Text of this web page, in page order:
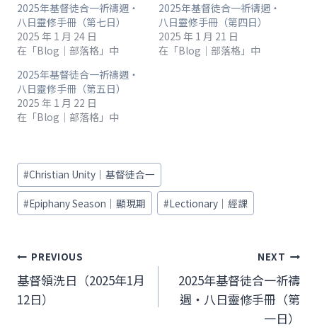
2025年基督徒合一祈禱週‧
八日靈修手冊（第七日）
2025 年 1 月 24 日
在「Blog｜部落格」中
2025年基督徒合一祈禱週‧
八日靈修手冊（第四日）
2025 年 1 月 21 日
在「Blog｜部落格」中
2025年基督徒合一祈禱週‧
八日靈修手冊（第五日）
2025 年 1 月 22 日
在「Blog｜部落格」中
Post
Tags:
#Christian Unity｜基督徒合一
#Epiphany Season｜顯現期 #Lectionary｜經課
文
章
導
PREVIOUS
基督領洗日（2025年1月
12日）
NEXT
2025年基督徒合一祈禱
週‧八日靈修手冊（第
一日）